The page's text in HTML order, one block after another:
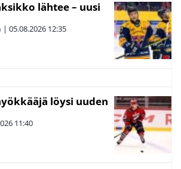
lähtee – uusi
| 05.08.2026 12:35
löysi uuden
11:40